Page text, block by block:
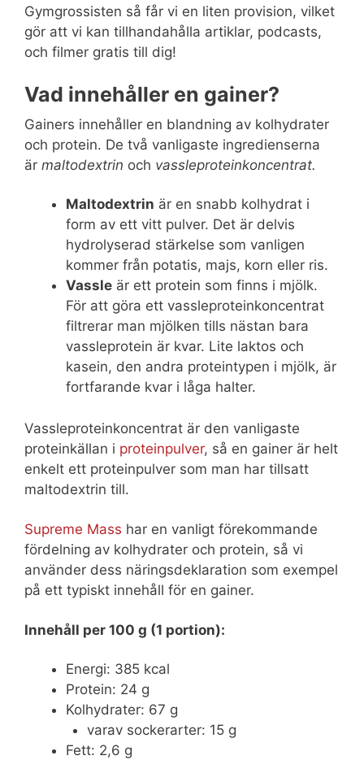
Gymgrossisten så får vi en liten provision, vilket
gör att vi kan tillhandahålla artiklar, podcasts,
och filmer gratis till dig!
Vad innehåller en gainer?
Gainers innehåller en blandning av kolhydrater
och protein. De två vanligaste ingredienserna
är maltodextrin och vassleproteinkoncentrat.
Maltodextrin är en snabb kolhydrat i
form av ett vitt pulver. Det är delvis
hydrolyserad stärkelse som vanligen
kommer från potatis, majs, korn eller ris.
Vassle är ett protein som finns i mjölk.
För att göra ett vassleproteinkoncentrat
filtrerar man mjölken tills nästan bara
vassleprotein är kvar. Lite laktos och
kasein, den andra proteintypen i mjölk, är
fortfarande kvar i låga halter.
Vassleproteinkoncentrat är den vanligaste
proteinkällan i proteinpulver, så en gainer är helt
enkelt ett proteinpulver som man har tillsatt
maltodextrin till.
Supreme Mass har en vanligt förekommande
fördelning av kolhydrater och protein, så vi
använder dess näringsdeklaration som exempel
på ett typiskt innehåll för en gainer.
Innehåll per 100 g (1 portion):
Energi: 385 kcal
Protein: 24 g
Kolhydrater: 67 g
varav sockerarter: 15 g
Fett: 2,6 g